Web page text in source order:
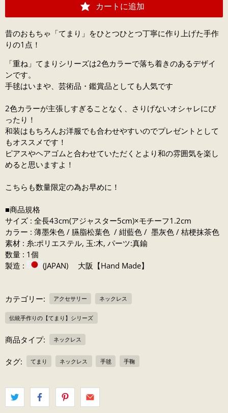
カートに追加
昔のおもちゃ「てまり」をひとつひとつ丁寧に作り上げた手作
りの1点！
「重ね」てまりシリーズは2色カラーで落ち着きのあるデザイ
ンです。
手毬はいまや、芸術品・鑑賞品としても人気です
2色カラーが主張しすぎることなく、さりげないオシャレにぴ
ったり！
和装はもちろんお洋服でも合わせやすいのでプレゼントとして
もオススメです！
ピアスやヘアゴムと合わせていただくとより和の雰囲気を楽し
めると思いますよ！
こちらも数量限定の為お早めに！
■商品規格
サイズ : 全長43cm(アジャスター5cm)×モチーフ1.2cm
カラー : 薄墨朱色 / 臙脂松葉色 / 紺藍色 / 墨灰色 / 桔梗抹茶色
素材 : 糸:ポリエステル, 玉:木, パーツ:真鍮
数量 : 1個
製造 :
(JAPAN) 大阪【Hand Made】
カテゴリー: アクセサリー ネックレス
伝統手作りの【てまり】シリーズ
商品タイプ: ネックレス
タグ: てまり ネックレス 手毬 手鞠